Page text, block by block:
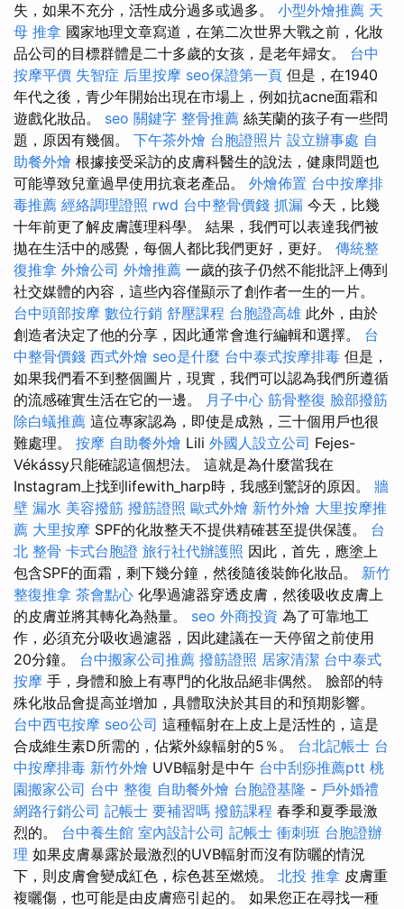
失，如果不充分，活性成分過多或過多。 小型外燴推薦 天
母 推拿 國家地理文章寫道，在第二次世界大戰之前，化妝
品公司的目標群體是二十多歲的女孩，是老年婦女。 台中
按摩平價 失智症 后里按摩 seo保證第一頁 但是，在1940
年代之後，青少年開始出現在市場上，例如抗acne面霜和
遊戲化妝品。 seo 關鍵字 整骨推薦 絲芙蘭的孩子有一些問
題，原因有幾個。 下午茶外燴 台胞證照片 設立辦事處 自
助餐外燴 根據接受采訪的皮膚科醫生的說法，健康問題也
可能導致兒童過早使用抗衰老產品。 外燴佈置 台中按摩排
毒推薦 經絡調理證照 rwd 台中整骨價錢 抓漏 今天，比幾
十年前更了解皮膚護理科學。 結果，我們可以表達我們被
拋在生活中的感覺，每個人都比我們更好，更好。 傳統整
復推拿 外燴公司 外燴推薦 一歲的孩子仍然不能批評上傳到
社交媒體的內容，這些內容僅顯示了創作者一生的一片。
台中頭部按摩 數位行銷 舒壓課程 台胞證高雄 此外，由於
創造者決定了他的分享，因此通常會進行編輯和選擇。 台
中整骨價錢 西式外燴 seo是什麼 台中泰式按摩排毒 但是，
如果我們看不到整個圖片，現實，我們可以認為我們所遵循
的流感確實生活在它的一邊。 月子中心 筋骨整復 臉部撥筋
除白蟻推薦 這位專家認為，即使是成熟，三十個用戶也很
難處理。 按摩 自助餐外燴 Lili 外國人設立公司 Fejes-
Vékássy只能確認這個想法。 這就是為什麼當我在
Instagram上找到lifewith_harp時，我感到驚訝的原因。 牆
壁 漏水 美容撥筋 撥筋證照 歐式外燴 新竹外燴 大里按摩推
薦 大里按摩 SPF的化妝整天不提供精確甚至提供保護。 台
北 整骨 卡式台胞證 旅行社代辦護照 因此，首先，應塗上
包含SPF的面霜，剩下幾分鐘，然後隨後裝飾化妝品。 新竹
整復推拿 茶會點心 化學過濾器穿透皮膚，然後吸收皮膚上
的皮膚並將其轉化為熱量。 seo 外商投資 為了可靠地工
作，必須充分吸收過濾器，因此建議在一天停留之前使用
20分鐘。 台中搬家公司推薦 撥筋證照 居家清潔 台中泰式
按摩 手，身體和臉上有專門的化妝品絕非偶然。 臉部的特
殊化妝品會提高並增加，具體取決於其目的和預期影響。
台中西屯按摩 seo公司 這種輻射在上皮上是活性的，這是
合成維生素D所需的，佔紫外線輻射的5％。 台北記帳士 台
中按摩排毒 新竹外燴 UVB輻射是中午 台中刮痧推薦ptt 桃
園搬家公司 台中 整復 自助餐外燴 台胞證基隆 - 戶外婚禮
網路行銷公司 記帳士 要補習嗎 撥筋課程 春季和夏季最激
烈的。 台中養生館 室內設計公司 記帳士 衝刺班 台胞證辦
理 如果皮膚暴露於最激烈的UVB輻射而沒有防曬的情況
下，則皮膚會變成紅色，棕色甚至燃燒。 北投 推拿 皮膚重
複曬傷，也可能是由皮膚癌引起的。 如果您正在尋找一種